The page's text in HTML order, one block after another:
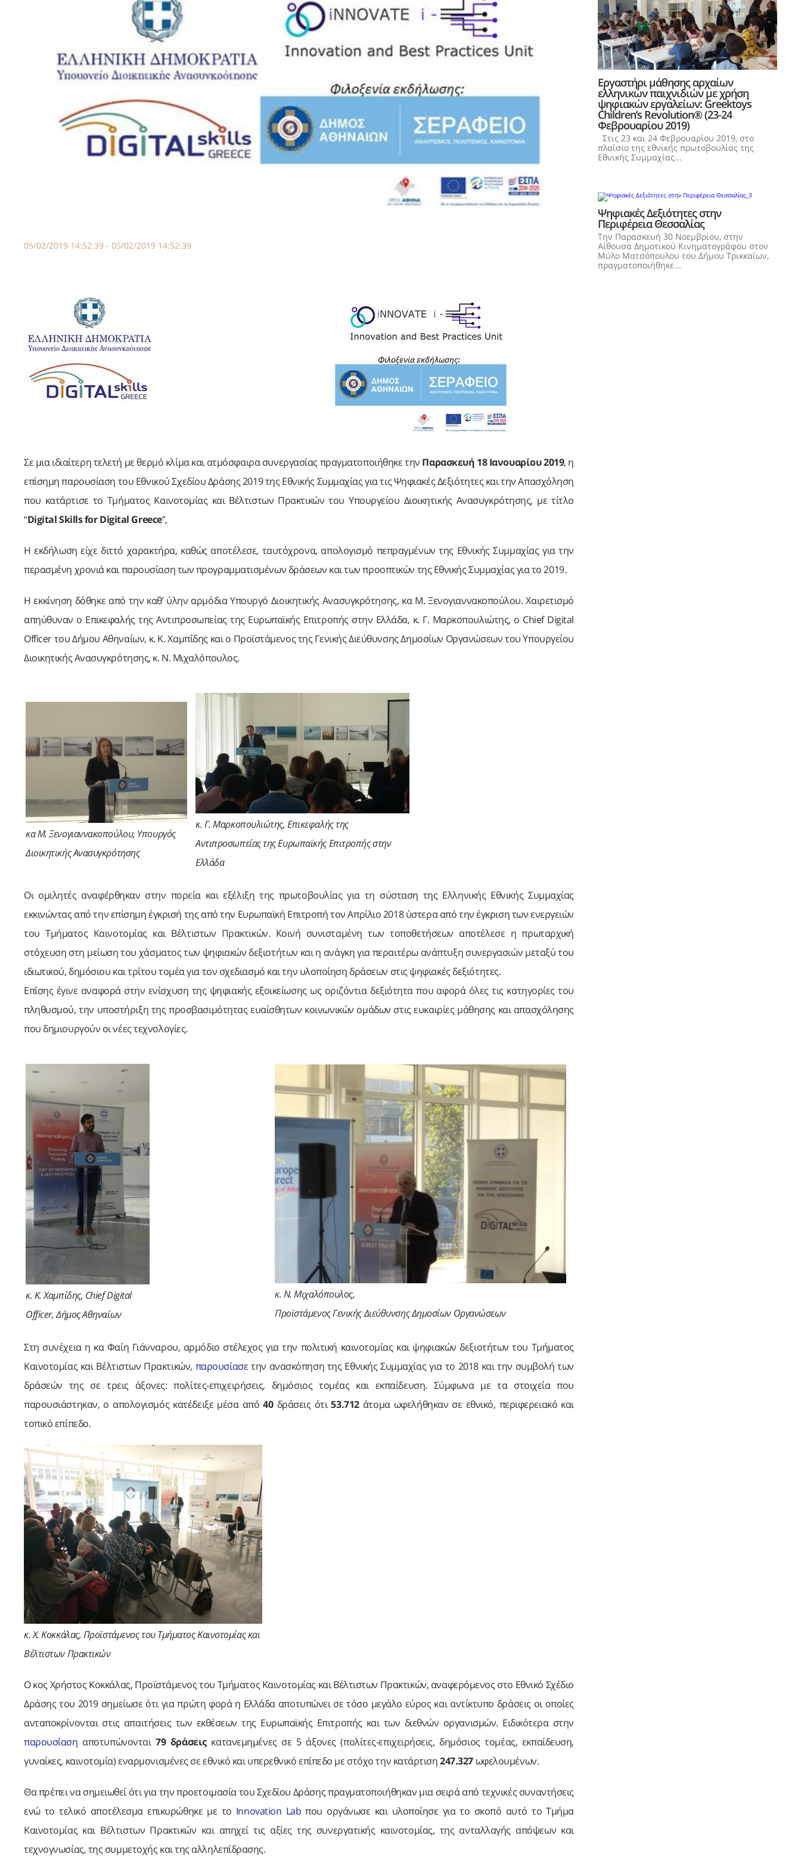
05/02/2019 14:52:39 - 05/02/2019 14:52:39
Σε μια ιδιαίτερη τελετή με θερμό κλίμα και ατμόσφαιρα συνεργασίας πραγματοποιήθηκε την Παρασκευή 18 Ιανουαρίου 2019, η
επίσημη παρουσίαση του Εθνικού Σχεδίου Δράσης 2019 της Εθνικής Συμμαχίας για τις Ψηφιακές Δεξιότητες και την Απασχόληση
που κατάρτισε το Τμήματος Καινοτομίας και Βέλτιστων Πρακτικών του Υπουργείου Διοικητικής Ανασυγκρότησης, με τίτλο
“Digital Skills for Digital Greece”,
Η εκδήλωση είχε διττό χαρακτήρα, καθώς αποτέλεσε, ταυτόχρονα, απολογισμό πεπραγμένων της Εθνικής Συμμαχίας για την
περασμένη χρονιά και παρουσίαση των προγραμματισμένων δράσεων και των προοπτικών της Εθνικής Συμμαχίας για το 2019.
Η εκκίνηση δόθηκε από την καθ’ ύλην αρμόδια Υπουργό Διοικητικής Ανασυγκρότησης, κα Μ. Ξενογιαννακοπούλου. Χαιρετισμό
απηύθυναν ο Επικεφαλής της Αντιπροσωπείας της Ευρωπαϊκής Επιτροπής στην Ελλάδα, κ. Γ. Μαρκοπουλιώτης, ο Chief Digital
Officer του Δήμου Αθηναίων, κ. Κ. Χαμπίδης και ο Προϊστάμενος της Γενικής Διεύθυνσης Δημοσίων Οργανώσεων του Υπουργείου
Διοικητικής Ανασυγκρότησης, κ. Ν. Μιχαλόπουλος.
κα Μ. Ξενογιαννακοπούλου, Υπουργός
Διοικητικής Ανασυγκρότησης
κ. Γ. Μαρκοπουλιώτης, Επικεφαλής της
Αντιπροσωπείας της Ευρωπαϊκής Επιτροπής στην
Ελλάδα
Οι ομιλητές αναφέρθηκαν στην πορεία και εξέλιξη της πρωτοβουλίας για τη σύσταση της Ελληνικής Εθνικής Συμμαχίας
εκκινώντας από την επίσημη έγκρισή της από την Ευρωπαϊκή Επιτροπή τον Απρίλιο 2018 ύστερα από την έγκριση των ενεργειών
του Τμήματος Καινοτομίας και Βέλτιστων Πρακτικών. Κοινή συνισταμένη των τοποθετήσεων αποτέλεσε η πρωταρχική
στόχευση στη μείωση του χάσματος των ψηφιακών δεξιοτήτων και η ανάγκη για περαιτέρω ανάπτυξη συνεργασιών μεταξύ του
ιδιωτικού, δημόσιου και τρίτου τομέα για τον σχεδιασμό και την υλοποίηση δράσεων στις ψηφιακές δεξιότητες.
Επίσης έγινε αναφορά στην ενίσχυση της ψηφιακής εξοικείωσης ως οριζόντια δεξιότητα που αφορά όλες τις κατηγορίες του
πληθυσμού, την υποστήριξη της προσβασιμότητας ευαίσθητων κοινωνικών ομάδων στις ευκαιρίες μάθησης και απασχόλησης
που δημιουργούν οι νέες τεχνολογίες.
κ. Κ. Χαμπίδης, Chief Digital
Officer, Δήμος Αθηναίων
κ. Ν. Μιχαλόπουλος,
Προϊστάμενος Γενικής Διεύθυνσης Δημοσίων Οργανώσεων
Στη συνέχεια η κα Φαίη Γιάνναρου, αρμόδιο στέλεχος για την πολιτική καινοτομίας και ψηφιακών δεξιοτήτων του Τμήματος
Καινοτομίας και Βέλτιστων Πρακτικών, παρουσίασε την ανασκόπηση της Εθνικής Συμμαχίας για το 2018 και την συμβολή των
δράσεών της σε τρεις άξονες: πολίτες-επιχειρήσεις, δημόσιος τομέας και εκπαίδευση. Σύμφωνα με τα στοιχεία που
παρουσιάστηκαν, ο απολογισμός κατέδειξε μέσα από40δράσεις ότι53.712άτομα ωφελήθηκαν σε εθνικό, περιφερειακό και
τοπικό επίπεδο.
κ. Χ. Κοκκάλας, Προϊστάμενος του Τμήματος Καινοτομίας και
Βέλτιστων Πρακτικών
Ο κος Χρήστος Κοκκάλας, Προϊστάμενος του Τμήματος Καινοτομίας και Βέλτιστων Πρακτικών, αναφερόμενος στο Εθνικό Σχέδιο
Δράσης του 2019 σημείωσε ότι για πρώτη φορά η Ελλάδα αποτυπώνει σε τόσο μεγάλο εύρος και αντίκτυπο δράσεις οι οποίες
ανταποκρίνονται στις απαιτήσεις των εκθέσεων της Ευρωπαϊκής Επιτροπής και των διεθνών οργανισμών. Ειδικότερα στην
παρουσίαση αποτυπώνονται79 δράσειςκατανεμημένες σε 5 άξονες (πολίτες-επιχειρήσεις, δημόσιος τομέας, εκπαίδευση,
γυναίκες, καινοτομία) εναρμονισμένες σε εθνικό και υπερεθνικό επίπεδο με στόχο την κατάρτιση247.327 ωφελουμένων.
Θα πρέπει να σημειωθεί ότι για την προετοιμασία του Σχεδίου Δράσης πραγματοποιήθηκαν μια σειρά από τεχνικές συναντήσεις
ενώ το τελικό αποτέλεσμα επικυρώθηκε με το Innovation Lab που οργάνωσε και υλοποίησε για το σκοπό αυτό το Τμήμα
Καινοτομίας και Βέλτιστων Πρακτικών και απηχεί τις αξίες της συνεργατικής καινοτομίας, της ανταλλαγής απόψεων και
τεχνογνωσίας, της συμμετοχής και της αλληλεπίδρασης.
Εργαστήρι μάθησης αρχαίων
ελληνικών παιχνιδιών με χρήση
ψηφιακών εργαλείων: Greektoys
Children’s Revolution® (23-24
Φεβρουαρίου 2019)
Στις 23 και 24 Φεβρουαρίου 2019, στο
πλαίσιο της εθνικής πρωτοβουλίας της
Εθνικής Συμμαχίας...
Ψηφιακές Δεξιότητες στην
Περιφέρεια Θεσσαλίας
Την Παρασκευή 30 Νοεμβρίου, στην
Αίθουσα Δημοτικού Κινηματογράφου στον
Μύλο Ματσόπουλου του Δήμου Τρικκαίων,
πραγματοποιήθηκε...